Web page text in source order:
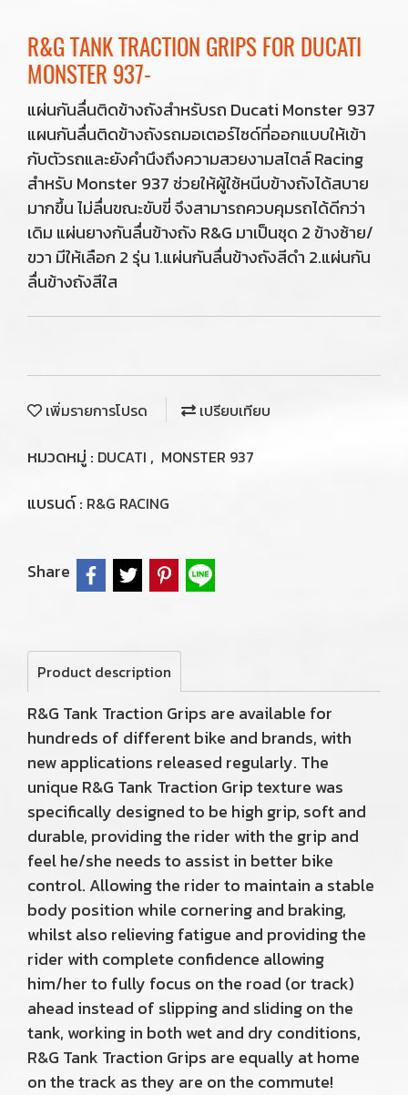
R&G TANK TRACTION GRIPS FOR DUCATI
MONSTER 937-
แผ่นกันลื่นติดข้างถังสำหรับรถ Ducati Monster 937
แผนกันลื่นติดข้างถังรถมอเตอร์ไซด์ที่ออกแบบให้เข้า
กับตัวรถและยังคำนึงถึงความสวยงามสไตล์ Racing
สำหรับ Monster 937 ช่วยให้ผู้ใช้หนีบข้างถังได้สบาย
มากขึ้น ไม่ลื่นขณะขับขี่ จึงสามารถควบคุมรถได้ดีกว่า
เดิม แผ่นยางกันลื่นข้างถัง R&G มาเป็นชุด 2 ข้างซ้าย/
ขวา มีให้เลือก 2 รุ่น 1.แผ่นกันลื่นข้างถังสีดำ 2.แผ่นกัน
ลื่นข้างถังสีใส
เพิ่มรายการโปรด เปรียบเทียบ
หมวดหมู่ : DUCATI , MONSTER 937
แบรนด์ : R&G RACING
Share
Product description
R&G Tank Traction Grips are available for
hundreds of different bike and brands, with
new applications released regularly. The
unique R&G Tank Traction Grip texture was
specifically designed to be high grip, soft and
durable, providing the rider with the grip and
feel he/she needs to assist in better bike
control. Allowing the rider to maintain a stable
body position while cornering and braking,
whilst also relieving fatigue and providing the
rider with complete confidence allowing
him/her to fully focus on the road (or track)
ahead instead of slipping and sliding on the
tank, working in both wet and dry conditions,
R&G Tank Traction Grips are equally at home
on the track as they are on the commute!